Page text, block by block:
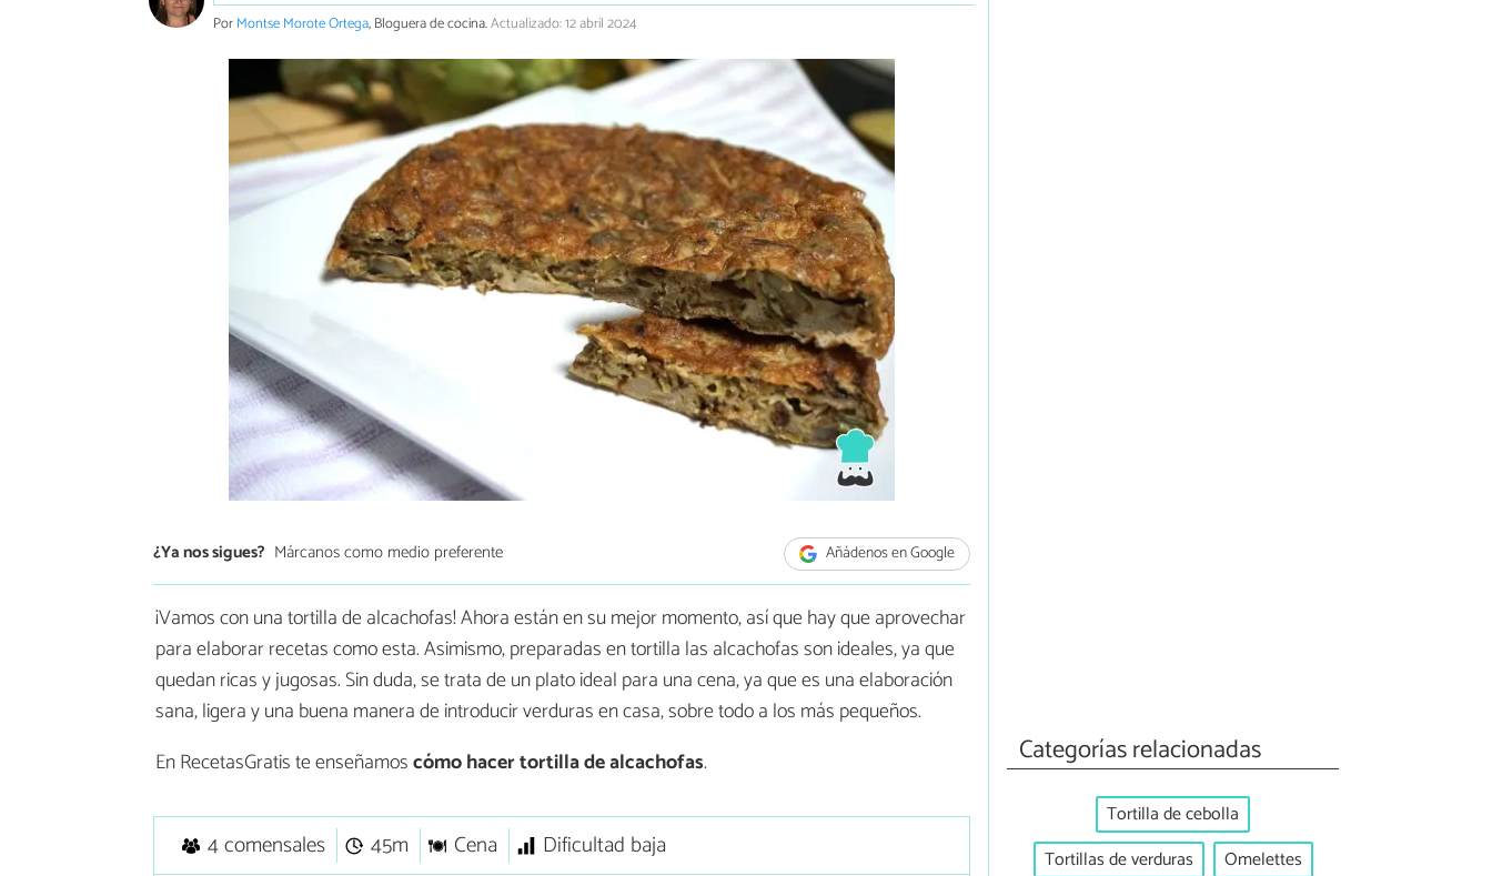
PorMontse Morote Ortega, Bloguera de cocina.Actualizado: 12 abril 2024
¿Ya nos sigues? Márcanos como medio preferente Añádenos en Google
¡Vamos con una tortilla de alcachofas! Ahora están en su mejor momento, así que hay que aprovechar
para elaborar recetas como esta. Asimismo, preparadas en tortilla las alcachofas son ideales, ya que
quedan ricas y jugosas. Sin duda, se trata de un plato ideal para una cena, ya que es una elaboración
sana, ligera y una buena manera de introducir verduras en casa, sobre todo a los más pequeños.
En RecetasGratis te enseñamoscómo hacer tortilla de alcachofas.
4 comensales 45m Cena
Dificultad baja
Categorías relacionadas
Tortilla de cebolla
Tortillas de verduras
Omelettes